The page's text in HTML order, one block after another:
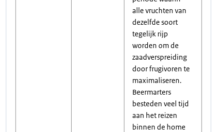
alle vruchten van
dezelfde soort
tegelijk rijp
worden om de
zaadverspreiding
door frugivoren te
maximaliseren.
Beermarters
besteden veel tijd
aan het reizen
binnen de home